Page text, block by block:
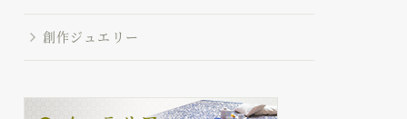
創作ジュエリー